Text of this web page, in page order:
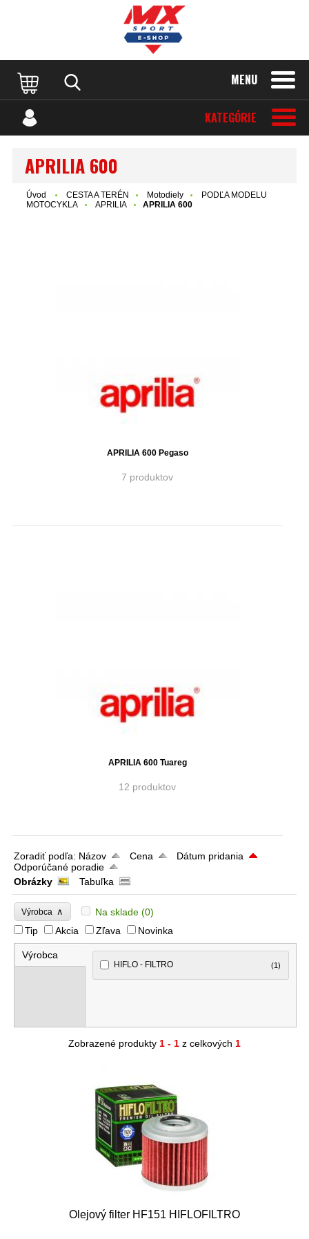
MENU
KATEGÓRIE
APRILIA 600
Úvod CESTA A TERÉN Motodiely
PODĽA MODELU
MOTOCYKLA
APRILIA APRILIA 600
APRILIA 600 Pegaso
7 produktov
APRILIA 600 Tuareg
12 produktov
Zoradiť podľa: Názov Cena
Dátum pridania
Odporúčané poradie
Obrázky
Tabuľka
Výrobca ∧ Na sklade (0)
Tip
Akcia Zľava Novinka
Výrobca
HIFLO - FILTRO (1)
Zobrazené produkty 1 - 1 z celkových 1
Olejový filter HF151 HIFLOFILTRO